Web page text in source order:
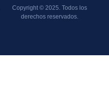
Copyright © 2025. Todos los
derechos reservados.